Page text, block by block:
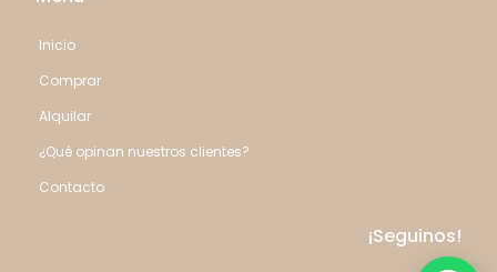
Inicio
Comprar
Alquilar
¿Qué opinan nuestros clientes?
Contacto
¡Seguinos!